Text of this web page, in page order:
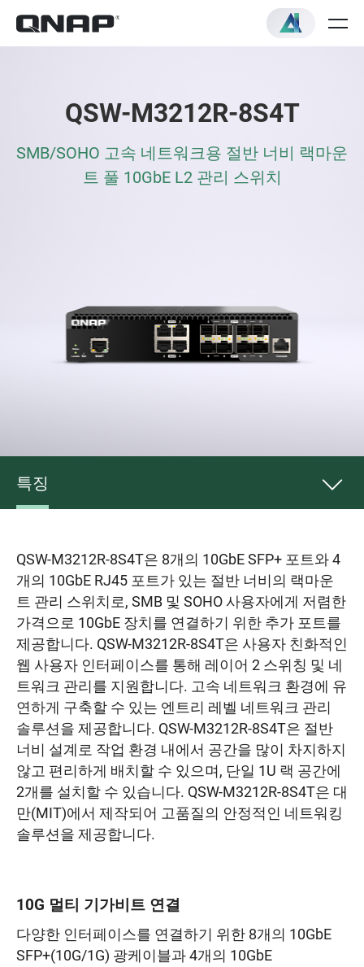
QSW-M3212R-8S4T
SMB/SOHO 고속 네트워크용 절반 너비 랙마운
트 풀 10GbE L2 관리 스위치
특징
QSW-M3212R-8S4T은 8개의 10GbE SFP+ 포트와 4
개의 10GbE RJ45 포트가 있는 절반 너비의 랙마운
트 관리 스위치로, SMB 및 SOHO 사용자에게 저렴한
가격으로 10GbE 장치를 연결하기 위한 추가 포트를
제공합니다. QSW-M3212R-8S4T은 사용자 친화적인
웹 사용자 인터페이스를 통해 레이어 2 스위칭 및 네
트워크 관리를 지원합니다. 고속 네트워크 환경에 유
연하게 구축할 수 있는 엔트리 레벨 네트워크 관리
솔루션을 제공합니다. QSW-M3212R-8S4T은 절반
너비 설계로 작업 환경 내에서 공간을 많이 차지하지
않고 편리하게 배치할 수 있으며, 단일 1U 랙 공간에
2개를 설치할 수 있습니다. QSW-M3212R-8S4T은 대
만(MIT)에서 제작되어 고품질의 안정적인 네트워킹
솔루션을 제공합니다.
10G 멀티 기가비트 연결
다양한 인터페이스를 연결하기 위한 8개의 10GbE
SFP+(10G/1G) 광케이블과 4개의 10GbE